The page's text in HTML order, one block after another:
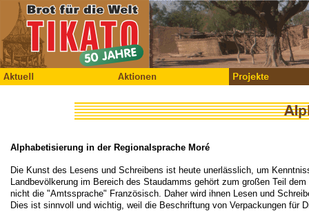
Alphabetisierung in der Regionalsprache Moré
Die Kunst des Lesens und Schreibens ist heute unerlässlich, um
Landbevölkerung im Bereich des Staudamms gehört zum großen Teil
nicht die "Amtssprache" Französisch. Daher wird ihnen Lesen und
Dies ist sinnvoll und wichtig, weil die Beschriftung von Verpackungen für